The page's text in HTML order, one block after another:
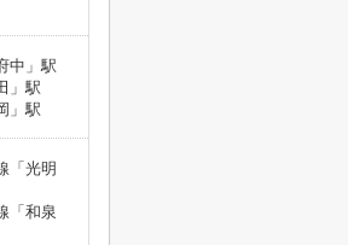
中」駅
」駅
」駅
「光明
「和泉